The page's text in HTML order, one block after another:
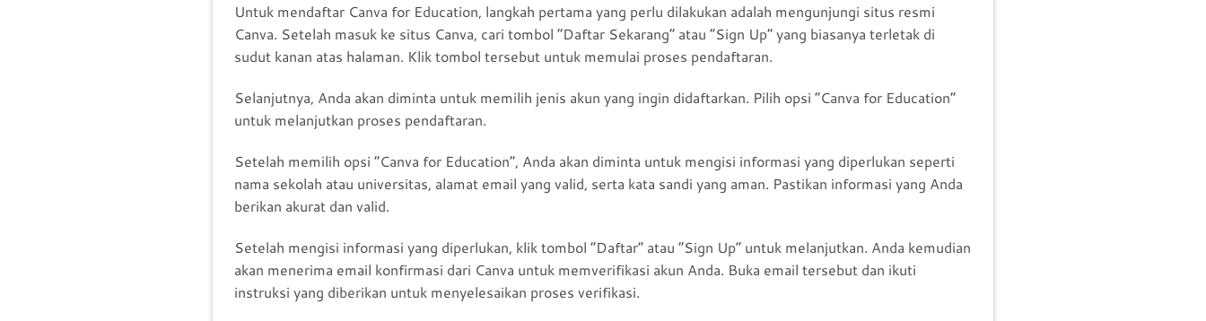
Untuk mendaftar Canva for Education, langkah pertama yang perlu dilakukan adalah mengunjungi situs resmi
Canva. Setelah masuk ke situs Canva, cari tombol “Daftar Sekarang” atau “Sign Up” yang biasanya terletak di
sudut kanan atas halaman. Klik tombol tersebut untuk memulai proses pendaftaran.
Selanjutnya, Anda akan diminta untuk memilih jenis akun yang ingin didaftarkan. Pilih opsi “Canva for Education”
untuk melanjutkan proses pendaftaran.
Setelah memilih opsi “Canva for Education”, Anda akan diminta untuk mengisi informasi yang diperlukan seperti
nama sekolah atau universitas, alamat email yang valid, serta kata sandi yang aman. Pastikan informasi yang Anda
berikan akurat dan valid.
Setelah mengisi informasi yang diperlukan, klik tombol “Daftar” atau “Sign Up” untuk melanjutkan. Anda kemudian
akan menerima email konfirmasi dari Canva untuk memverifikasi akun Anda. Buka email tersebut dan ikuti
instruksi yang diberikan untuk menyelesaikan proses verifikasi.